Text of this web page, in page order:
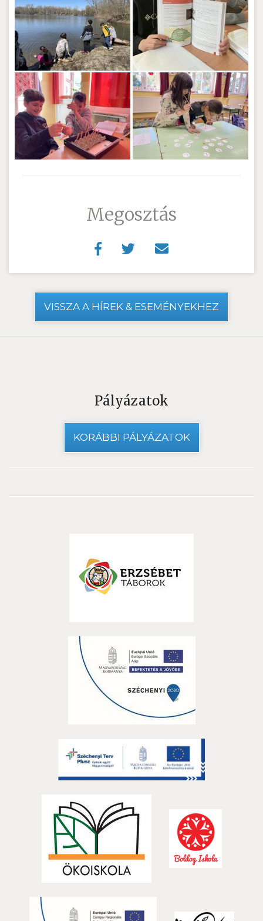
Megosztás
VISSZA A HÍREK & ESEMÉNYEKHEZ
Pályázatok
KORÁBBI PÁLYÁZATOK